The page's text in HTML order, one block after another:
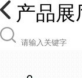
产品展